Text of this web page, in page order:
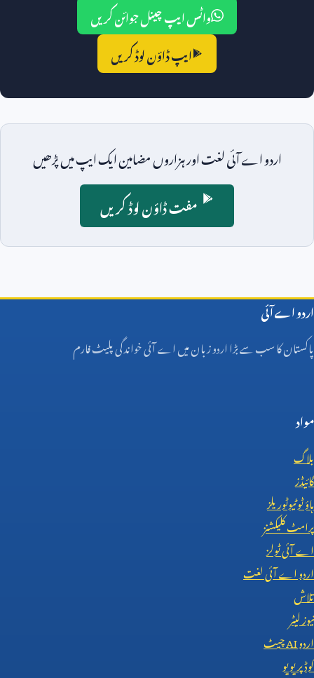
واٹس ایپ چینل جوائن کریں
ایپ ڈاؤن لوڈ کریں
اردو اے آئی لغت اور ہزاروں مضامین ایک ایپ میں پڑھیں
مفت ڈاؤن لوڈ کریں
اردو اے آئی
پاکستان کا سب سے بڑا اردو زبان میں اے آئی خواندگی پلیٹ فارم
مواد
بلاگ
گائیڈز
ہاؤ ٹو ٹیوٹوریلز
پرامٹ کلیکشنز
اے آئی ٹولز
اردو اے آئی لغت
تلاش
نیوز لیٹر
اردوAIچیٹ
کوڈ پریویو